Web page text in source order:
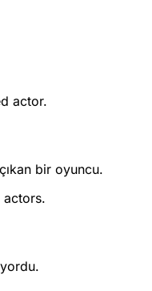
actor.
bir oyuncu.